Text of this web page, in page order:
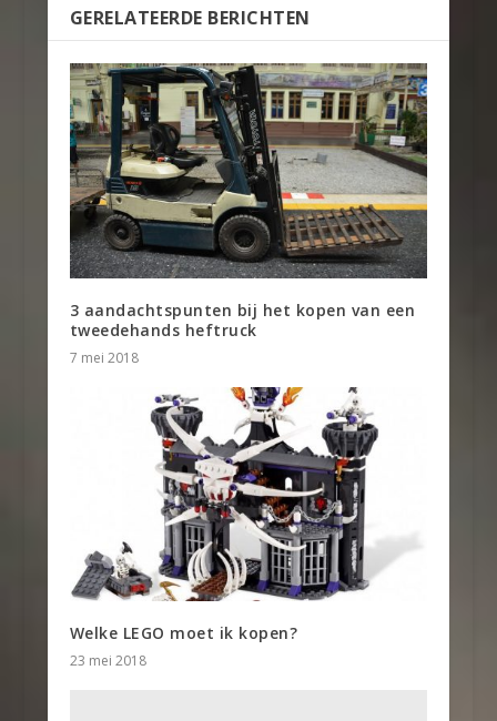
GERELATEERDE BERICHTEN
3 aandachtspunten bij het kopen van een
tweedehands heftruck
7 mei 2018
Welke LEGO moet ik kopen?
23 mei 2018